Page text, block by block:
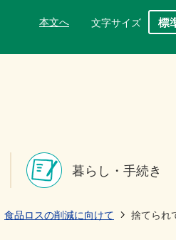
本文へ 文字サイズ
暮らし・手続き
食品ロスの削減に向けて 捨てられ